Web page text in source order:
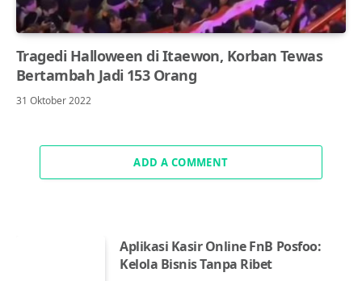
Tragedi Halloween di Itaewon, Korban Tewas
Bertambah Jadi 153 Orang
31 Oktober 2022
ADD A COMMENT
Aplikasi Kasir Online FnB Posfoo:
Kelola Bisnis Tanpa Ribet